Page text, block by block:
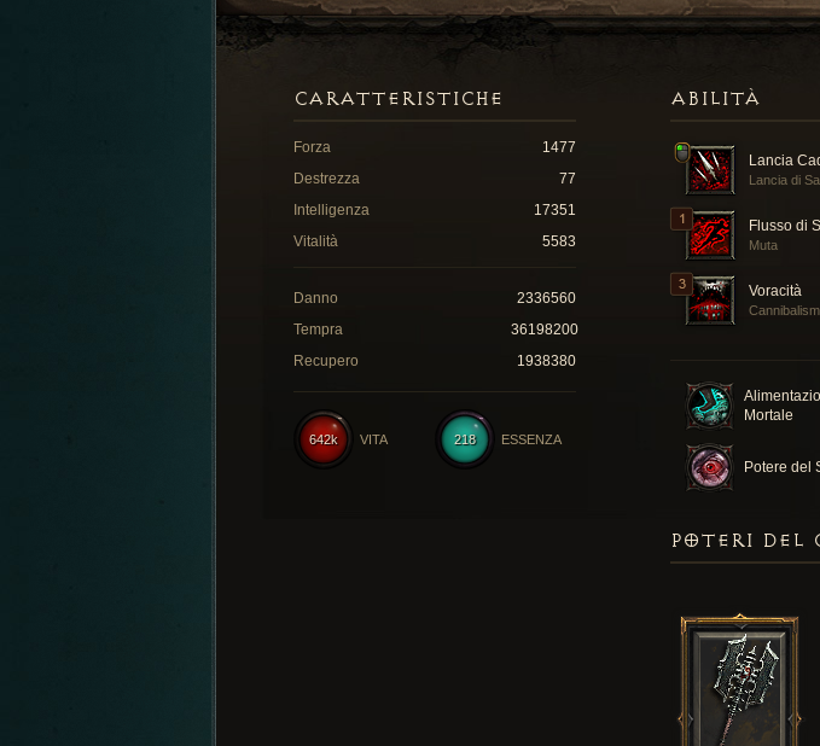
ABILITÀ
Lancia
Lancia di
Flusso di
Muta
Voracità
Mortale
Potere del
CARATTERISTICHE
Forza
1477
Destrezza
77
Intelligenza
17351
Vitalità
5583
Danno
2336560
Tempra
36198200
Recupero
1938380
218 ESSENZA
642k VITA
POTERI DEL